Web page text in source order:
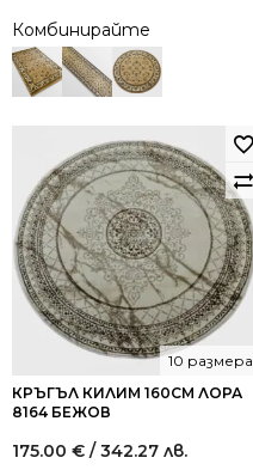
Комбинирайте
КРЪГЪЛ КИЛИМ 160СМ ЛОРА
8164 БЕЖОВ
10 размера
175.00 € / 342.27 лв.